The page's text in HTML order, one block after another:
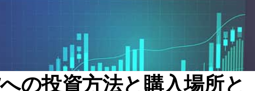
の投資方法と購入場所と